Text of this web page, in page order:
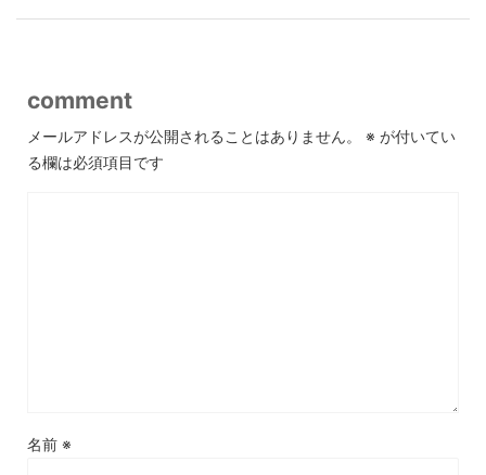
comment
メールアドレスが公開されることはありません。 ※ が付いてい
る欄は必須項目です
名前 ※